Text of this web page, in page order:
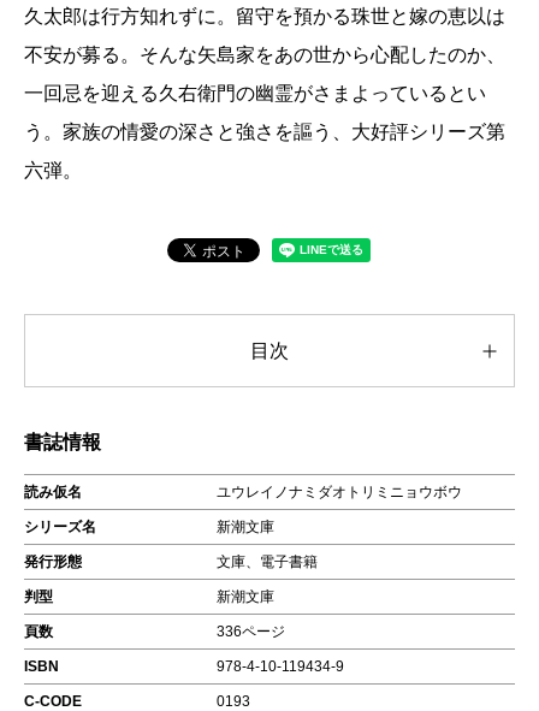
久太郎は行方知れずに。留守を預かる珠世と嫁の恵以は
不安が募る。そんな矢島家をあの世から心配したのか、
一回忌を迎える久右衛門の幽霊がさまよっているとい
う。家族の情愛の深さと強さを謳う、大好評シリーズ第
六弾。
目次
書誌情報
読み仮名 ユウレイノナミダオトリミニョウボウ
シリーズ名 新潮文庫
発行形態 文庫、電子書籍
判型 新潮文庫
頁数 336ページ
ISBN 978-4-10-119434-9
C-CODE 0193